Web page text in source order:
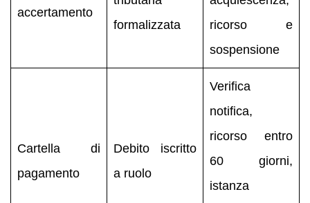
accertamento
formalizzata
ricorso e
sospensione
Cartella di
pagamento
Debito iscritto
a ruolo
Verifica
notifica,
ricorso entro
60 giorni,
istanza